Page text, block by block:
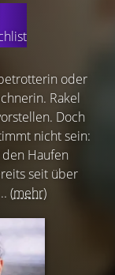
oder
Rakel
Doch
nicht sein:
Haufen
seit über
(mehr)